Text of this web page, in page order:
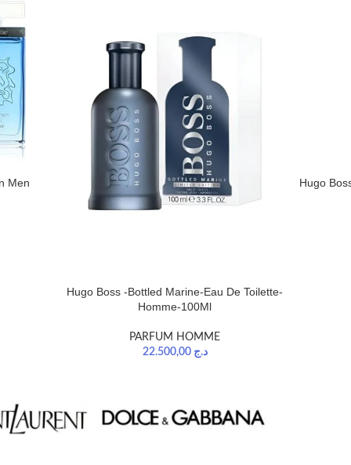
Men
Hugo Boss -Bottled Marine-Eau De Toilette-
Homme-100Ml
PARFUM HOMME
د.ج 22.500,00
Hugo